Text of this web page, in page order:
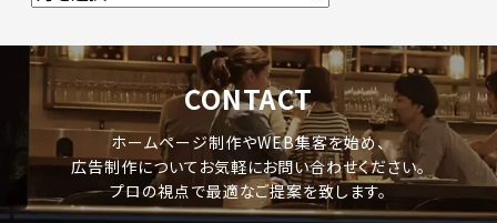
CONTACT
ホームページ制作やWEB集客を始め、
広告制作についてお気軽にお問い合わせください。
プロの視点で最適なご提案を致します。